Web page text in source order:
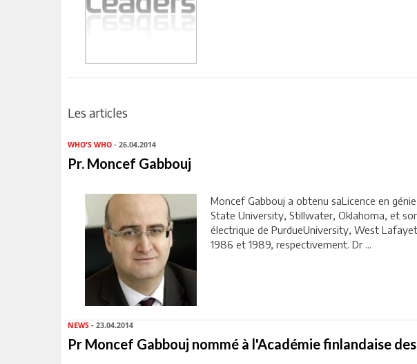
Les articles
WHO'S WHO - 26.04.2014
Pr. Moncef Gabbouj
Moncef Gabbouj a obtenu saLicence en
State University, Stillwater, Oklahoma, et
électrique de PurdueUniversity, West
1986 et 1989, respectivement. Dr ...
NEWS - 23.04.2014
Pr Moncef Gabbouj nommé à l'Académie finlandaise